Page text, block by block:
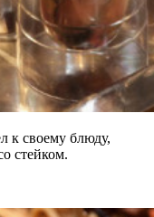
к своему блюду,
стейком.